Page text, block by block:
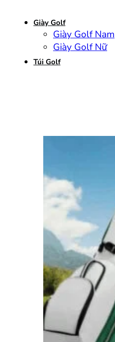
Giày Golf
Giày Golf Nam
Giày Golf Nữ
Túi Golf